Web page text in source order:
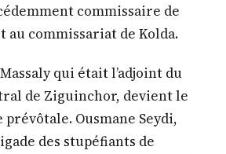
commissaire de
commissariat de Kolda.
qui était l’adjoint du
de Ziguinchor, devient le
Ousmane Seydi,
des stupéfiants de